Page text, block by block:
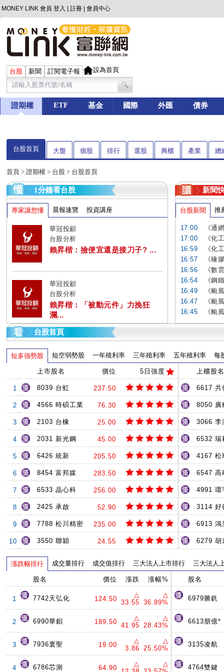
MONEY LINK 會員 登入 註冊 會員中心
台股 新聞 訂閱電子報 設為首頁
證期權 ETF 基金 國際 外匯 債券
台股首頁 大盤 個股 排行 選股 興櫃 產業 總
首頁 > 證期權 > 台股 > 台股首頁
1分鐘看台股
專家讓您懂 晨報速覽 投資講座
華冠投顧
台股分析
賴昇楷：撿便宜還是接刀子? ...
華冠投顧
台股分析
賴昇楷：「被動元件」力挽狂
瀾...
新聞
台股新聞 推
17:00
《通
17:00
《化
16:59
《化
16:57
《橡
16:56
《數
16:54
《鋼
16:49
《颱
16:47
《颱
16:45
《颱
台股首頁
短多強勢股 短空弱勢股 一年殖利率 三年殖利率 五年殖利率 每
上市股名 價位 5日強度
1 8039 台虹 237.50
2 4566 時碩工業 76.30
3 2103 台橡 25.00
4 2031 新光鋼 45.00
5 6426 統新 205.50
6 8454 富邦媒 283.50
7 6533 晶心科 256.00
8 2425 承啟 52.90
9 7788 松川精密 235.00
10 3550 聯穎 24.55
上櫃股名
6617 共
8050 廣
3066 李
6532 瑞
4167 松
6547 高
4991 環
3114 好
6913 鴻
6279 胡
漲跌幅排行 成交量排行 成交值排行 三大法人上市排行 三大法人
股名 價位 漲跌 漲幅%
1 7742天弘化 124.50
△
33.55
△
36.89%
2 6990華鉬 189.50
△
41.95
△
28.43%
3 7936寰聖 19.00
△
3.86
△
25.50%
4 6786芯測 64.90
△
△
股名
6979勝釩
6613朋億*
3135凌航
4764雙鍵